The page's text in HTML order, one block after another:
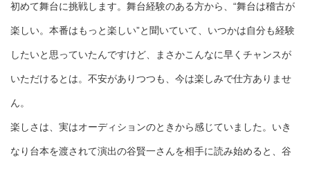
初めて舞台に挑戦します。舞台経験のある方から、“舞台は稽古が
楽しい。本番はもっと楽しい”と聞いていて、いつかは自分も経験
したいと思っていたんですけど、まさかこんなに早くチャンスが
いただけるとは。不安がありつつも、今は楽しみで仕方ありませ
ん。
楽しさは、実はオーディションのときから感じていました。いき
なり台本を渡されて演出の谷賢一さんを相手に読み始めると、谷